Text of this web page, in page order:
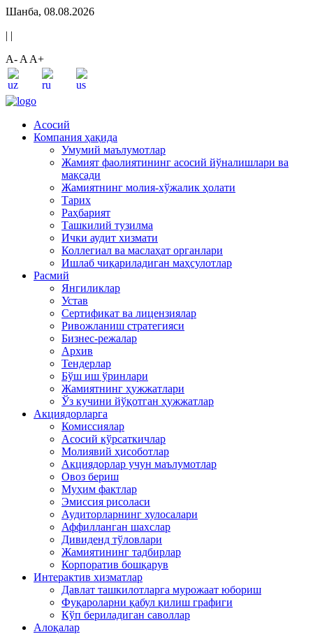
Шанба, 08.08.2026
| |
A- A A+
Асосий
Компания ҳақида
Умумий маълумотлар
Жамият фаолиятининг асосий йўналишлари ва
мақсади
Жамиятнинг молия-хўжалик ҳолати
Тарих
Раҳбарият
Ташкилий тузилма
Ички аудит хизмати
Коллегиал ва маслаҳат органлари
Ишлаб чиқариладиган маҳсулотлар
Расмий
Янгиликлар
Устав
Сертификат ва лицензиялар
Ривожланиш стратегияси
Бизнес-режалар
Архив
Тендерлар
Бўш иш ўринлари
Жамиятнинг ҳужжатлари
Ўз кучини йўқотган ҳужжатлар
Акциядорларга
Комиссиялар
Асосий кўрсаткичлар
Молиявий ҳисоботлар
Акциядорлар учун маълумотлар
Овоз бериш
Муҳим фактлар
Эмиссия рисоласи
Аудиторларнинг хулосалари
Аффилланган шахслар
Дивиденд тўловлари
Жамиятининг тадбирлар
Корпоратив бошқарув
Интерактив хизматлар
Давлат ташкилотларга мурожаат юбориш
Фуқароларни қабул қилиш графиги
Кўп бериладиган саволлар
Алоқалар